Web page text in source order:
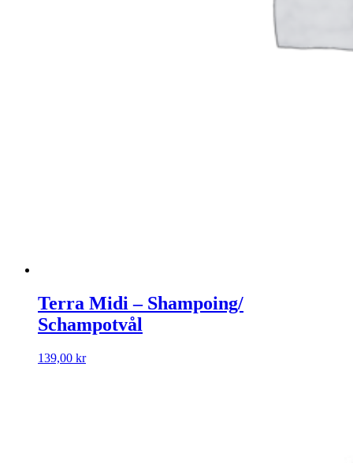
Terra Midi – Shampoing/
Schampotvål
139,00 kr